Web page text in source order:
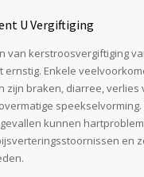
U Vergiftiging
van kerstroosvergiftiging
ernstig. Enkele
zijn braken, diarree, verlies
speekselvorming.
kunnen
en